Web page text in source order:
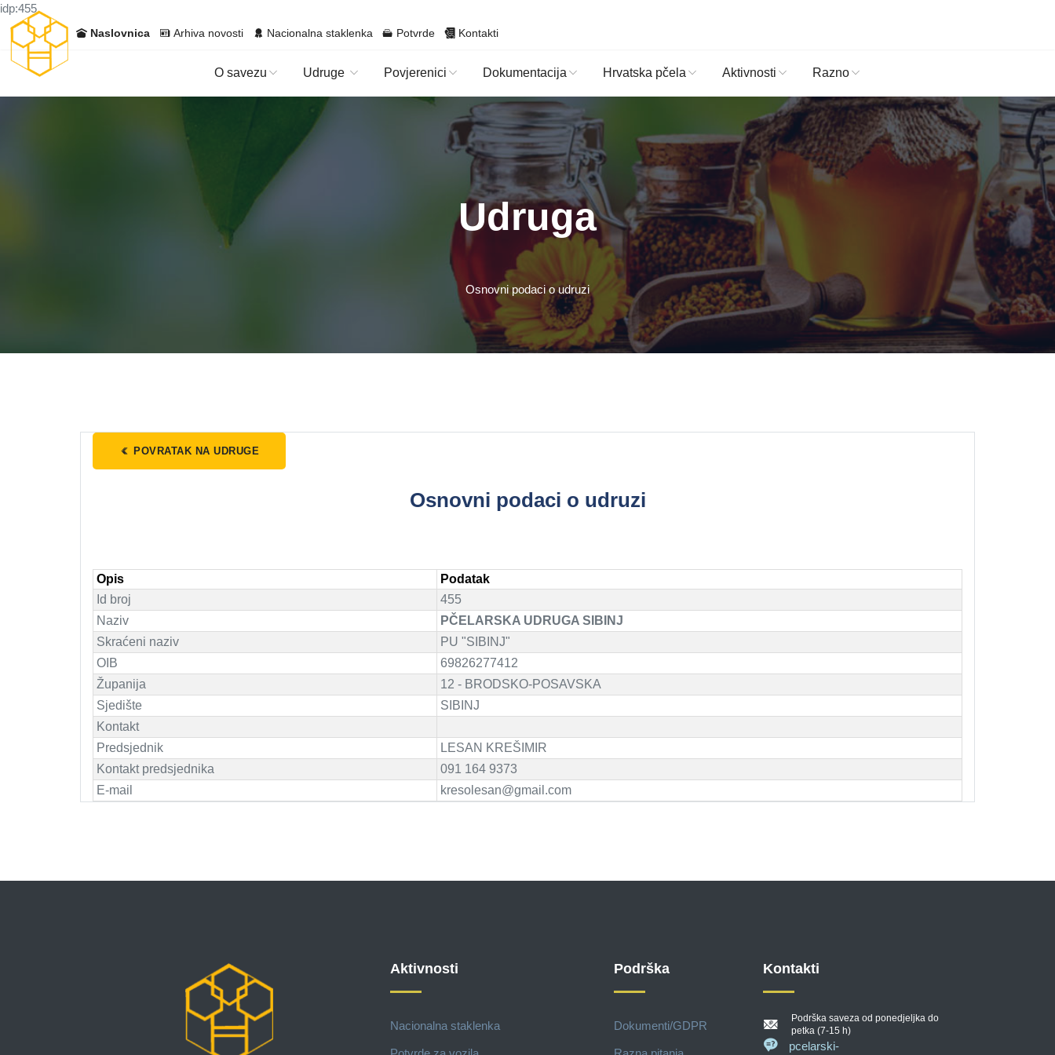
idp:455
Naslovnica Arhiva novosti Nacionalna staklenka Potvrde Kontakti
O savezu Udruge Povjerenici Dokumentacija Hrvatska pčela Aktivnosti Razno
Udruga
Osnovni podaci o udruzi
POVRATAK NA UDRUGE
Osnovni podaci o udruzi
Opis
Podatak
Id broj
455
Naziv
PČELARSKA UDRUGA SIBINJ
Skraćeni naziv
PU "SIBINJ"
OIB
69826277412
Županija
12 - BRODSKO-POSAVSKA
Sjedište
SIBINJ
Kontakt
Predsjednik
LESAN KREŠIMIR
Kontakt predsjednika
091 164 9373
E-mail
kresolesan@gmail.com
Aktivnosti
Nacionalna staklenka
Podrška
Dokumenti/GDPR
Kontakti
Podrška saveza od ponedjeljka do
petka (7-15 h)
pcelarski-